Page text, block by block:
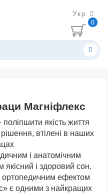
Укр
0
Магніфлекс
поліпшити якість життя
втілені в наших
і анатомічним
і здоровий сон.
з ортопедичним ефектом
є одними з найкращих